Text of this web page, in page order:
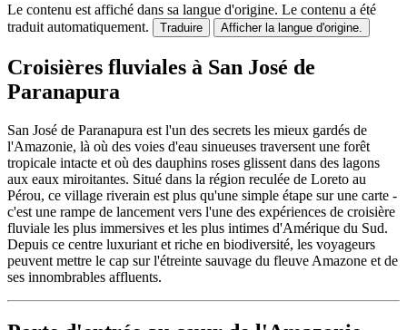
Le contenu est affiché dans sa langue d'origine. Le contenu a été
traduit automatiquement.
Traduire Afficher la langue d'origine.
Croisières fluviales à San José de
Paranapura
San José de Paranapura est l'un des secrets les mieux gardés de
l'Amazonie, là où des voies d'eau sinueuses traversent une forêt
tropicale intacte et où des dauphins roses glissent dans des lagons
aux eaux miroitantes. Situé dans la région reculée de Loreto au
Pérou, ce village riverain est plus qu'une simple étape sur une carte -
c'est une rampe de lancement vers l'une des expériences de croisière
fluviale les plus immersives et les plus intimes d'Amérique du Sud.
Depuis ce centre luxuriant et riche en biodiversité, les voyageurs
peuvent mettre le cap sur l'étreinte sauvage du fleuve Amazone et de
ses innombrables affluents.